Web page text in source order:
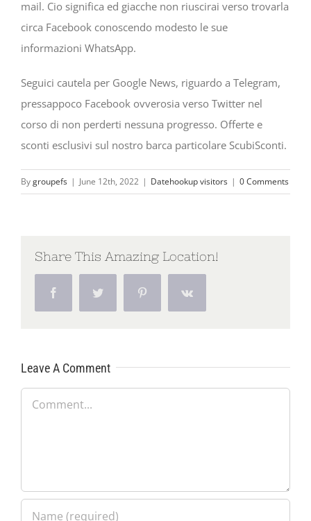
mail. Cio significa ed giacche non riuscirai verso trovarla
circa Facebook conoscendo modesto le sue
informazioni WhatsApp.
Seguici cautela per Google News, riguardo a Telegram,
pressappoco Facebook ovverosia verso Twitter nel
corso di non perderti nessuna progresso. Offerte e
sconti esclusivi sul nostro barca particolare ScubiSconti.
Bygroupefs | June 12th, 2022 | Datehookup visitors | 0 Comments
Share This Amazing Location!
Facebook Pinterest Vk
Leave A Comment
Comment